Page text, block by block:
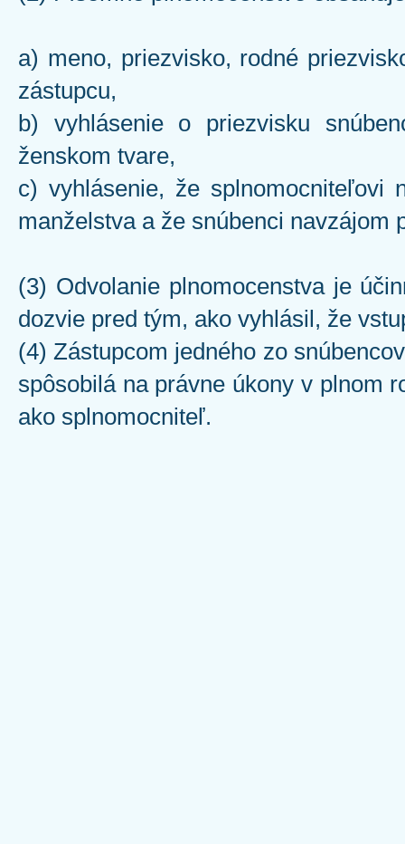
a) meno, priezvisko, rodné
zástupcu,
b) vyhlásenie o priezvisku
ženskom tvare,
c) vyhlásenie, že splnomocniteľovi
manželstva a že snúbenci navzájom
(3) Odvolanie plnomocenstva je
dozvie pred tým, ako vyhlásil, že
(4) Zástupcom jedného zo
spôsobilá na právne úkony v plnom
ako splnomocniteľ.